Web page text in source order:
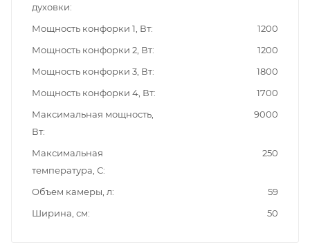
духовки
Мощность конфорки 1, Вт
1200
Мощность конфорки 2, Вт
1200
Мощность конфорки 3, Вт
1800
Мощность конфорки 4, Вт
1700
Максимальная мощность,
Вт
9000
Максимальная
температура, С
250
Объем камеры, л
59
Ширина, см
50